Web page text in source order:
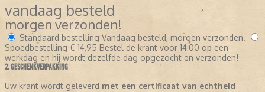
vandaag besteld
morgen verzonden!
Standaard bestelling Vandaag besteld, morgen verzonden.
Spoedbestelling € 14,95 Bestel de krant voor 14:00 op een
werkdag en hij wordt dezelfde dag opgezocht en verzonden!
2. GESCHENKVERPAKKING
Uw krant wordt geleverd met een certificaat van echtheid